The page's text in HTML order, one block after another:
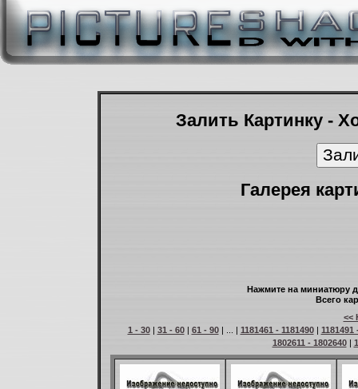
Залить Картинку -
Галерея
Нажмите на миниатюру
Всего
<<
1 - 30| 31 - 60| 61 - 90| ... | 1181461 - 1181490| 1181491
1802611 - 1802640|